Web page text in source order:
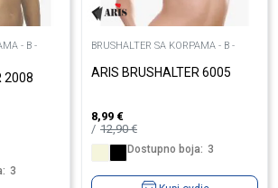
- B -
2008
3
BRUSHALTER SA KORPAMA - B -
ARIS BRUSHALTER 6005
8,99 €
12,90€
Dostupno boja: 3